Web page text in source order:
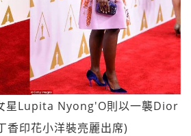
星Lupita Nyong'O則以一襲Dior
香印花小洋裝亮麗出席)